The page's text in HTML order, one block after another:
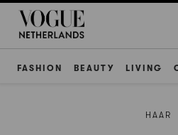
FASHION BEAUTY LIVING
HAAR